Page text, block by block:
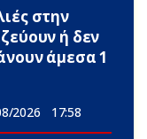
στην
ή δεν
άμεσα 1
2026 17:58